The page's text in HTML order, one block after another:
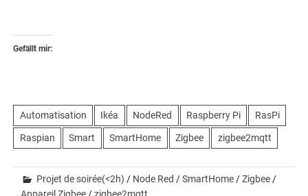
Gefällt mir:
Automatisation Ikéa NodeRed Raspberry Pi RasPi
Raspian Smart SmartHome Zigbee zigbee2mqtt
Projet de soirée(<2h) / Node Red /SmartHome/Zigbee/